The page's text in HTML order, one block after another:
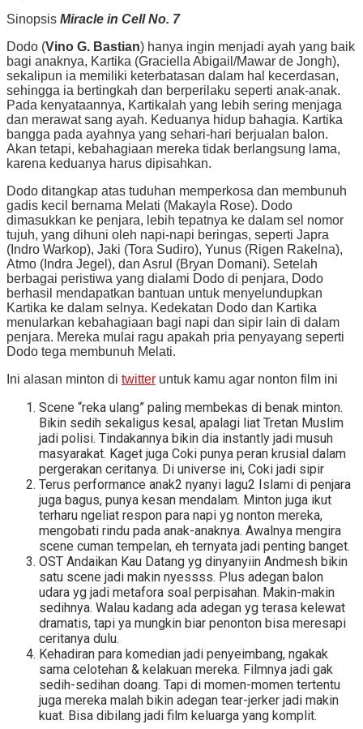
Sinopsis Miracle in Cell No. 7
Dodo (Vino G. Bastian) hanya ingin menjadi ayah yang baik
bagi anaknya, Kartika (Graciella Abigail/Mawar de Jongh),
sekalipun ia memiliki keterbatasan dalam hal kecerdasan,
sehingga ia bertingkah dan berperilaku seperti anak-anak.
Pada kenyataannya, Kartikalah yang lebih sering menjaga
dan merawat sang ayah. Keduanya hidup bahagia. Kartika
bangga pada ayahnya yang sehari-hari berjualan balon.
Akan tetapi, kebahagiaan mereka tidak berlangsung lama,
karena keduanya harus dipisahkan.
Dodo ditangkap atas tuduhan memperkosa dan membunuh
gadis kecil bernama Melati (Makayla Rose). Dodo
dimasukkan ke penjara, lebih tepatnya ke dalam sel nomor
tujuh, yang dihuni oleh napi-napi beringas, seperti Japra
(Indro Warkop), Jaki (Tora Sudiro), Yunus (Rigen Rakelna),
Atmo (Indra Jegel), dan Asrul (Bryan Domani). Setelah
berbagai peristiwa yang dialami Dodo di penjara, Dodo
berhasil mendapatkan bantuan untuk menyelundupkan
Kartika ke dalam selnya. Kedekatan Dodo dan Kartika
menularkan kebahagiaan bagi napi dan sipir lain di dalam
penjara. Mereka mulai ragu apakah pria penyayang seperti
Dodo tega membunuh Melati.
Ini alasan minton di twitter untuk kamu agar nonton film ini
Scene “reka ulang” paling membekas di benak minton.
Bikin sedih sekaligus kesal, apalagi liat Tretan Muslim
jadi polisi. Tindakannya bikin dia instantly jadi musuh
masyarakat. Kaget juga Coki punya peran krusial dalam
pergerakan ceritanya. Di universe ini, Coki jadi sipir
Terus performance anak2 nyanyi lagu2 Islami di penjara
juga bagus, punya kesan mendalam. Minton juga ikut
terharu ngeliat respon para napi yg nonton mereka,
mengobati rindu pada anak-anaknya. Awalnya mengira
scene cuman tempelan, eh ternyata jadi penting banget.
OST Andaikan Kau Datang yg dinyanyiin Andmesh bikin
satu scene jadi makin nyessss. Plus adegan balon
udara yg jadi metafora soal perpisahan. Makin-makin
sedihnya. Walau kadang ada adegan yg terasa kelewat
dramatis, tapi ya mungkin biar penonton bisa meresapi
ceritanya dulu.
Kehadiran para komedian jadi penyeimbang, ngakak
sama celotehan & kelakuan mereka. Filmnya jadi gak
sedih-sedihan doang. Tapi di momen-momen tertentu
juga mereka malah bikin adegan tear-jerker jadi makin
kuat. Bisa dibilang jadi film keluarga yang komplit.